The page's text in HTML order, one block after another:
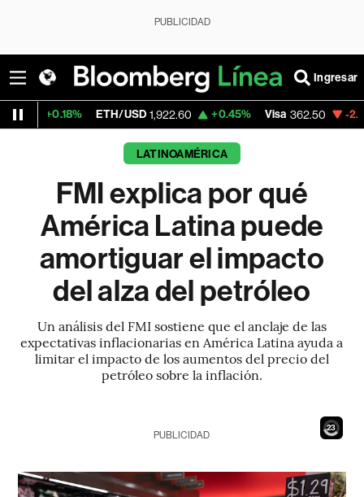
PUBLICIDAD
Ingresar
ETH/USD 1,922.60 +0.45% Visa 362.50 -2.15%
LATINOAMÉRICA
FMI explica por qué
América Latina puede
amortiguar el impacto
del alza del petróleo
Un análisis del FMI sostiene que el anclaje de las
expectativas inflacionarias en América Latina ayuda a
limitar el impacto de los aumentos del precio del
petróleo sobre la inflación.
21
PUBLICIDAD